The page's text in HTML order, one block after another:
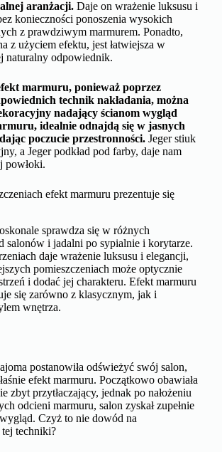
aranżacji.Daje on wrażenie luksusu i
konieczności ponoszenia wysokich
z prawdziwym marmurem. Ponadto,
z użyciem efektu, jest łatwiejsza w
naturalny odpowiednik.
marmuru, ponieważ poprzez
technik nakładania, można
nadający ścianom wygląd
idealnie odnajdą się w jasnych
poczucie przestronności.Jeger stiuk
a Jeger podkład pod farby, daje nam
powłoki.
efekt marmuru prezentuje się
sprawdza się w różnych
salonów i jadalni po sypialnie i korytarze.
daje wrażenie luksusu i elegancji,
pomieszczeniach może optycznie
i dodać jej charakteru. Efekt marmuru
się zarówno z klasycznym, jak i
wnętrza.
postanowiła odświeżyć swój salon,
efekt marmuru. Początkowo obawiała
zbyt przytłaczający, jednak po nałożeniu
odcieni marmuru, salon zyskał zupełnie
Czyż to nie dowód na
tej techniki?